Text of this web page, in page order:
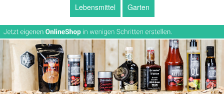
Händlerübersicht
Branchenbuch
Lebensmittel Garten